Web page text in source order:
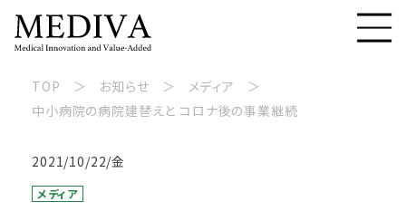
TOP お知らせ
メディア
中小病院の病院建替えと コロナ後の事業継続
2021/10/22/金
メディア